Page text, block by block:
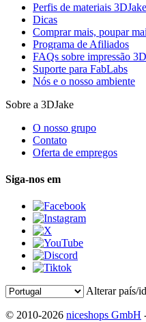
Perfis de materiais 3DJake
Dicas
Comprar mais, poupar
Programa de Afiliados
FAQs sobre impressão 3D
Suporte para FabLabs
Nós e o nosso ambiente
Sobre a 3DJake
O nosso grupo
Contato
Oferta de empregos
Siga-nos em
Alterar país/
© 2010-2026 niceshops GmbH